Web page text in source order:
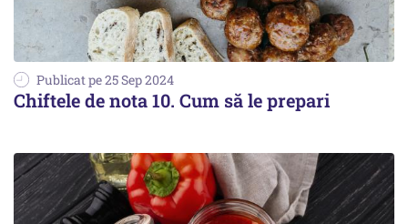
Publicat pe 25 Sep 2024
Chiftele de nota 10. Cum să le prepari